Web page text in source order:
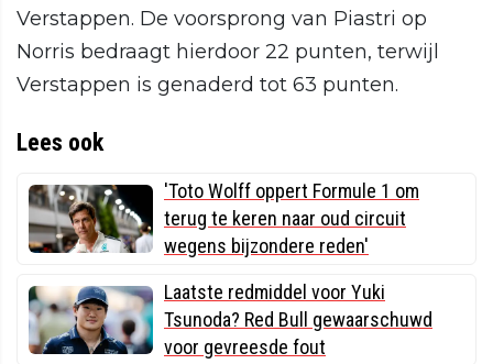
Verstappen. De voorsprong van Piastri op
Norris bedraagt hierdoor 22 punten, terwijl
Verstappen is genaderd tot 63 punten.
Lees ook
'Toto Wolff oppert Formule 1 om
terug te keren naar oud circuit
wegens bijzondere reden'
Laatste redmiddel voor Yuki
Tsunoda? Red Bull gewaarschuwd
voor gevreesde fout